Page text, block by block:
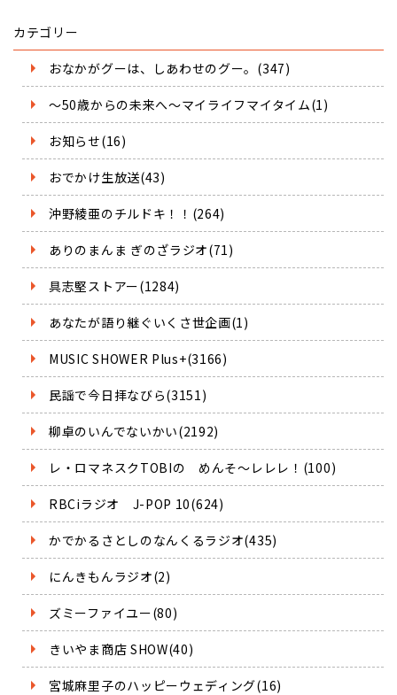
カテゴリー
おなかがグーは、しあわせのグー。(347)
～50歳からの未来へ～マイライフマイタイム(1)
お知らせ(16)
おでかけ生放送(43)
沖野綾亜のチルドキ！！(264)
ありのまんま ぎのざラジオ(71)
具志堅ストアー(1284)
あなたが語り継ぐいくさ世企画(1)
MUSIC SHOWER Plus+(3166)
民謡で今日拝なびら(3151)
柳卓のいんでないかい(2192)
レ・ロマネスクTOBIの めんそ～レレレ！(100)
RBCiラジオ J-POP 10(624)
かでかるさとしのなんくるラジオ(435)
にんきもんラジオ(2)
ズミーファイユー(80)
きいやま商店 SHOW(40)
宮城麻里子のハッピーウェディング(16)